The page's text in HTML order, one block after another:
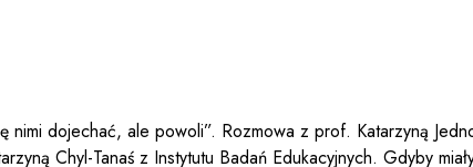
dojechać, ale powoli”. Rozmowa z prof. Katarzyną
Chyl-Tanaś z Instytutu Badań Edukacyjnych. Gdyby